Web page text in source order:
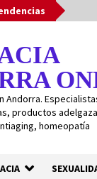
Andorra.
productos
homeopatía